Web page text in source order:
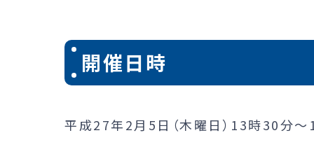
開催日時
平成27年2月5日（木曜日）13時30分